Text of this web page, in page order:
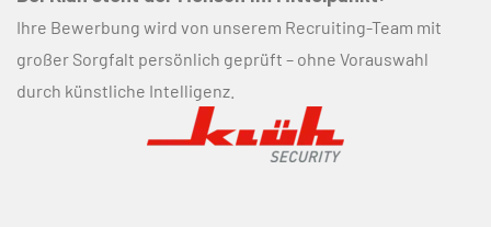
Ihre Bewerbung wird von unserem Recruiting-Team mit
großer Sorgfalt persönlich geprüft – ohne Vorauswahl
durch künstliche Intelligenz.